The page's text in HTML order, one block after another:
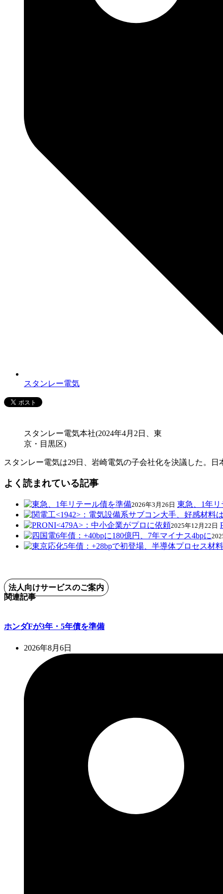
スタンレー電気
スタンレー電気本社(2024年4月2日、東
京・目黒区)
スタンレー電気は29日、岩崎電気の子会社化を決議した。
よく読まれている記事
2026年3月26日 東急、1年
2025年12月22日
法人向けサービスのご案内
関連記事
ホンダFが3年・5年債を準備
2026年8月6日